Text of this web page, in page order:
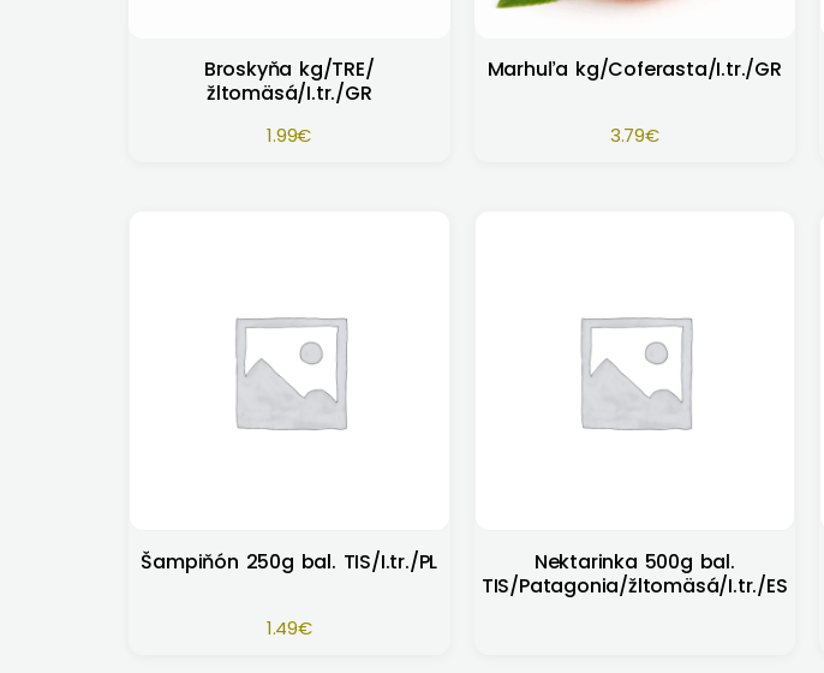
Broskyňa kg/TRE/
žltomäsá/I.tr./GR
1.99€
Marhuľa kg/Coferasta/I.tr./GR
3.79€
Šampiňón 250g bal. TIS/I.tr./PL
1.49€
Nektarinka 500g bal.
TIS/Patagonia/žltomäsá/I.tr./ES